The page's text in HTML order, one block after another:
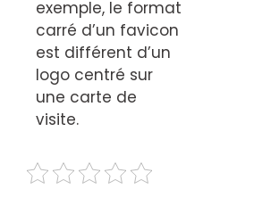
exemple, le format
carré d’un favicon
est différent d’un
logo centré sur
une carte de
visite.